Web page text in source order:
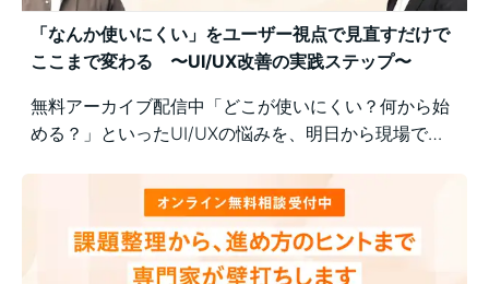
「なんか使いにくい」をユーザー視点で見直すだけで
ここまで変わる 〜UI/UX改善の実践ステップ〜
無料アーカイブ配信中「どこが使いにくい？何から始
める？」といったUI/UXの悩みを、明日から現場で実
の意識差に悩む方にもおすすめの実践型セミナーで